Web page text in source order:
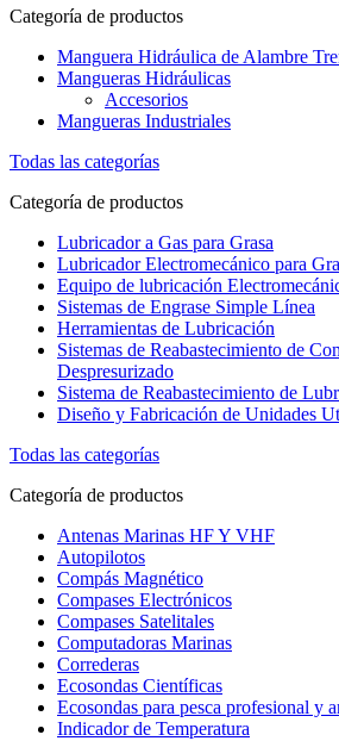
Categoría de productos
Manguera Hidráulica de Alambre
Mangueras Hidráulicas
Accesorios
Mangueras Industriales
Todas las categorías
Categoría de productos
Lubricador a Gas para Grasa
Lubricador Electromecánico para
Equipo de lubricación
Sistemas de Engrase Simple Línea
Herramientas de Lubricación
Sistemas de Reabastecimiento de
Despresurizado
Sistema de Reabastecimiento de
Diseño y Fabricación de Unidades
Todas las categorías
Categoría de productos
Antenas Marinas HF Y VHF
Autopilotos
Compás Magnético
Compases Electrónicos
Compases Satelitales
Computadoras Marinas
Correderas
Ecosondas Científicas
Ecosondas para pesca profesional y
Indicador de Temperatura